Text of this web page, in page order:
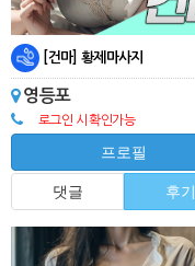
[건마] 황제마사지
영등포
로그인 시 확인가능
프로필
댓글 후기